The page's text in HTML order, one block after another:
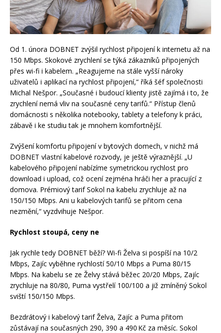
Od 1. února DOBNET zvýšil rychlost připojení k internetu až na
150 Mbps. Skokové zrychlení se týká zákazníků připojených
přes wi-fi i kabelem. „Reagujeme na stále vyšší nároky
uživatelů i aplikací na rychlost připojení,“ říká šéf společnosti
Michal Nešpor. „Současné i budoucí klienty jistě zajímá i to, že
zrychlení nemá vliv na současné ceny tarifů.“ Přístup členů
domácnosti s několika notebooky, tablety a telefony k práci,
zábavě i ke studiu tak je mnohem komfortnější.
Zvýšení komfortu připojení v bytových domech, v nichž má
DOBNET vlastní kabelové rozvody, je ještě výraznější. „U
kabelového připojení nabízíme symetrickou rychlost pro
download i upload, což ocení zejména hráči her a pracující z
domova. Prémiový tarif Sokol na kabelu zrychluje až na
150/150 Mbps. Ani u kabelových tarifů se přitom cena
nezmění,“ vyzdvihuje Nešpor.
Rychlost stoupá, ceny ne
Jak rychle tedy DOBNET běží? Wi-fi Želva si pospíší na 10/2
Mbps, Zajíc vyběhne rychlostí 50/10 Mbps a Puma 80/15
Mbps. Na kabelu se ze Želvy stává běžec 20/20 Mbps, Zajíc
zrychluje na 80/80, Puma vystřelí 100/100 a již zmíněný Sokol
sviští 150/150 Mbps.
Bezdrátový i kabelový tarif Želva, Zajíc a Puma přitom
zůstávají na současných 290, 390 a 490 Kč za měsíc. Sokol